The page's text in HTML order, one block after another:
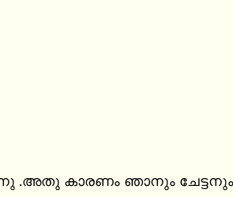
.അതു കാരണം ഞാനും ചേട്ടനും